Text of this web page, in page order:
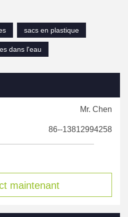
sacs en plastique
dans l'eau
Mr. Chen
86--13812994258
maintenant